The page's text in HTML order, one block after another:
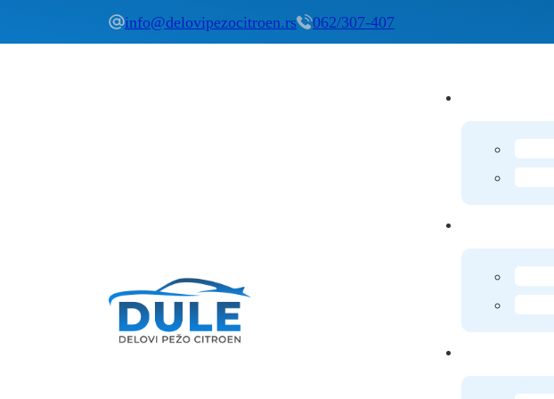
info@delovipezocitroen.rs 062/307-407